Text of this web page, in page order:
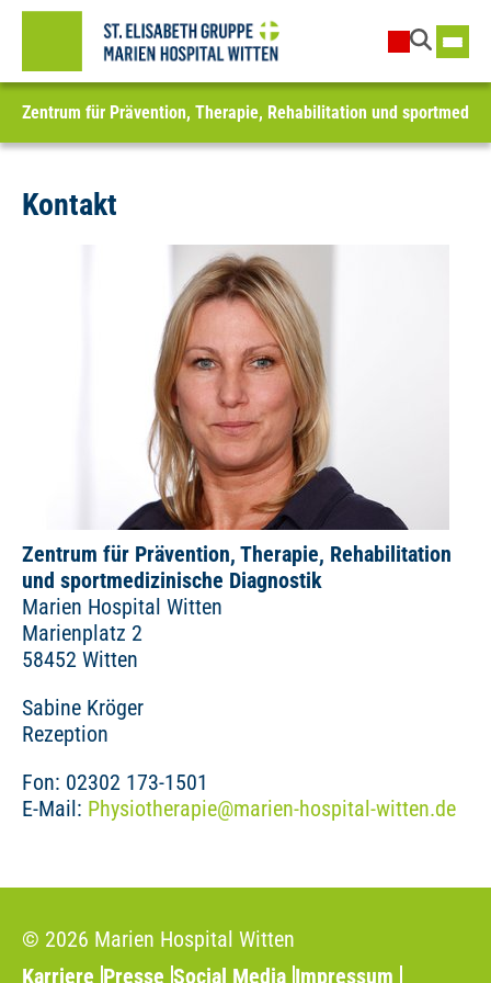
Zentrum für Prävention, Therapie, Rehabilitation und
Kontakt
Zentrum für Prävention, Therapie, Rehabilitation
und sportmedizinische Diagnostik
Marien Hospital Witten
Marienplatz 2
58452 Witten
Sabine Kröger
Rezeption
Fon: 02302 173-1501
E-Mail: Physiotherapie@marien-hospital-witten.de
© 2026 Marien Hospital Witten
Karriere Presse Social Media Impressum